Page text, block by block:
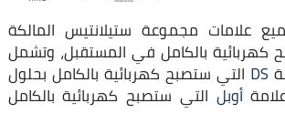
علامات مجموعة ستيلانتيس المالكة
كهربائية بالكامل في المستقبل، وتشمل
DS التي ستصبح كهربائية بالكامل بحلول
أوبل التي ستصبح كهربائية بالكامل